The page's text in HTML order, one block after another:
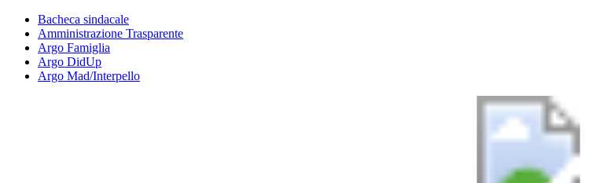
Bacheca sindacale
Amministrazione Trasparente
Argo Famiglia
Argo DidUp
Argo Mad/Interpello